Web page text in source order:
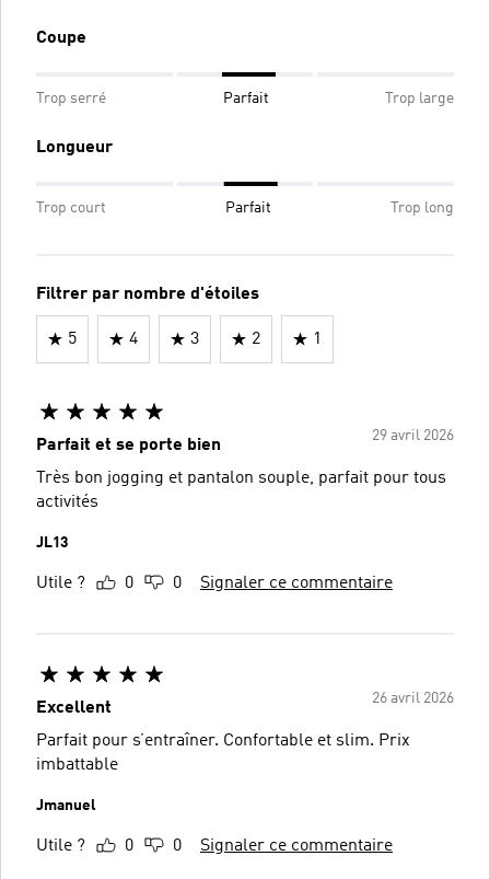
Coupe
Trop serré Parfait Trop large
Longueur
Trop court Parfait Trop long
Filtrer par nombre d'étoiles
5 4 3 2 1
29 avril 2026
Parfait et se porte bien
Très bon jogging et pantalon souple, parfait pour tous
activités
JL13
Utile ? 0 0 Signaler ce commentaire
26 avril 2026
Excellent
Parfait pour s’entraîner. Confortable et slim. Prix
imbattable
Jmanuel
Utile ? 0 0 Signaler ce commentaire